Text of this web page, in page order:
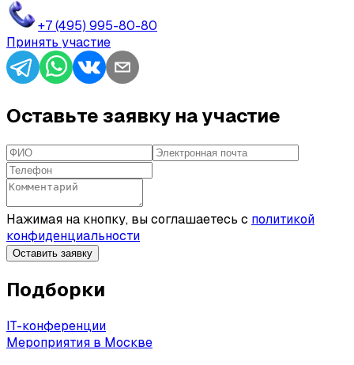
+7 (495) 995-80-80
Принять участие
Оставьте заявку на участие
Нажимая на кнопку, вы соглашаетесь с политикой
конфиденциальности
Оставить заявку
Подборки
IT-конференции
Мероприятия в Москве